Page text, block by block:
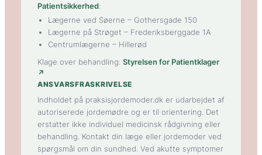
Patientsikkerhed:
Lægerne ved Søerne – Gothersgade 150
Lægerne på Strøget – Frederiksberggade 1A
Centrumlægerne – Hillerød
Klage over behandling: Styrelsen for Patientklager
↗
ANSVARSFRASKRIVELSE
Indholdet på praksisjordemoder.dk er udarbejdet af
autoriserede jordemødre og er til orientering. Det
erstatter ikke individuel medicinsk rådgivning eller
behandling. Kontakt din læge eller jordemoder ved
spørgsmål om din sundhed. Ved akutte symptomer